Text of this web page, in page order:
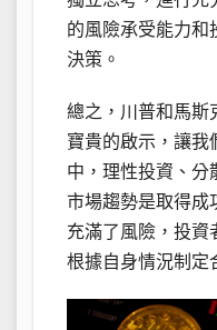
的風險承受能力和
決策。
總之，川普和馬斯
寶貴的啟示，讓我
中，理性投資、分
市場趨勢是取得成
充滿了風險，投資
根據自身情況制定